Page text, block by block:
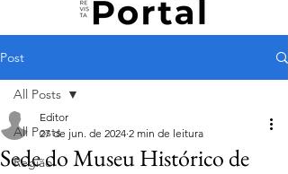
Post
All Posts
Região
All Posts
Sede do Museu Histórico de
Editor
27 de jun. de 2024 2 min de leitura